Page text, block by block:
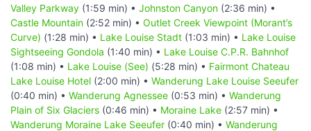
Valley Parkway (1:59 min) • Johnston Canyon (2:36 min) •
Castle Mountain (2:52 min) • Outlet Creek Viewpoint (Morant’s
Curve) (1:28 min) • Lake Louise Stadt (1:03 min) • Lake Louise
Sightseeing Gondola (1:40 min) • Lake Louise C.P.R. Bahnhof
(1:08 min) • Lake Louise (See) (5:28 min) • Fairmont Chateau
Lake Louise Hotel (2:00 min) • Wanderung Lake Louise Seeufer
(0:40 min) • Wanderung Agnessee (0:53 min) • Wanderung
Plain of Six Glaciers (0:46 min) • Moraine Lake (2:57 min) •
Wanderung Moraine Lake Seeufer (0:40 min) • Wanderung